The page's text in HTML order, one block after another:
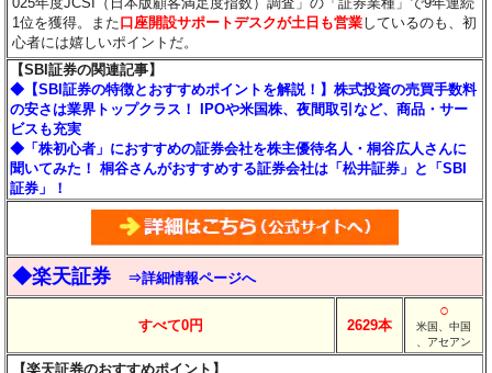
1位を獲得。また口座開設サポートデスクが土日も営業しているのも、初
心者には嬉しいポイントだ。
【SBI証券の関連記事】
◆【SBI証券の特徴とおすすめポイントを解説！】株式投資の売買手数料
の安さは業界トップクラス！ IPOや米国株、夜間取引など、商品・サー
ビスも充実
◆「株初心者」におすすめの証券会社を株主優待名人・桐谷広人さんに
聞いてみた！ 桐谷さんがおすすめする証券会社は「松井証券」と「SBI
証券」！
◆楽天証券 ⇒詳細情報ページへ
すべて0円 2629本
○
米国、中国
、アセアン
【楽天証券のおすすめポイント】